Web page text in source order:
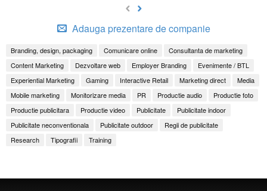
Adauga prezentare de companie
Branding, design, packaging Comunicare online
Consultanta de marketing
Content Marketing
Dezvoltare web Employer Branding
Evenimente / BTL
Experiential Marketing
Gaming Interactive Retail Marketing direct
Media
Mobile marketing
Monitorizare media PR Productie audio
Productie foto
Productie publicitara
Productie video Publicitate
Publicitate indoor
Publicitate neconventionala
Publicitate outdoor
Regii de publicitate
Research
Tipografii Training